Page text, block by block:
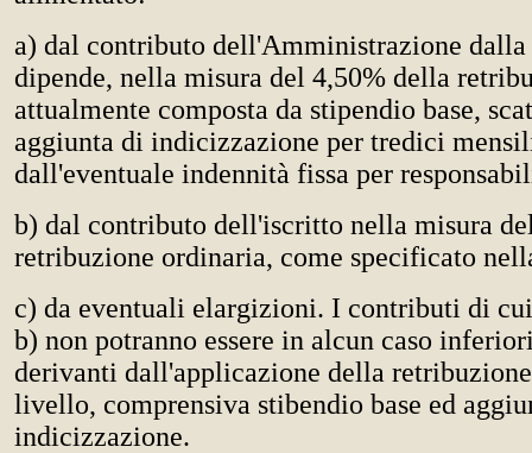
a) dal contributo dell'Amministrazione
dipende, nella misura del 4,50% della
attualmente composta da stipendio base,
aggiunta di indicizzazione per tredici
dall'eventuale indennità fissa per
b) dal contributo dell'iscritto nella misura
retribuzione ordinaria, come specificato
c) da eventuali elargizioni. I contributi di
b) non potranno essere in alcun caso
derivanti dall'applicazione della
livello, comprensiva stibendio base ed
indicizzazione.